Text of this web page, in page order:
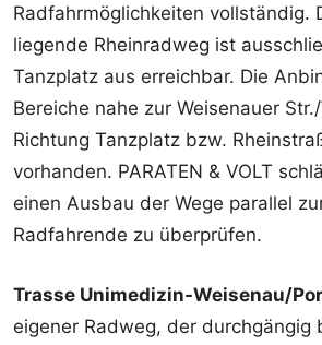
Radfahrmöglichkeiten vollständig.
liegende Rheinradweg ist
Tanzplatz aus erreichbar. Die
Bereiche nahe zur Weisenauer
Richtung Tanzplatz bzw.
vorhanden. PARATEN & VOLT
einen Ausbau der Wege parallel
Radfahrende zu überprüfen.
Trasse Unimedizin-Weisenau/
eigener Radweg, der durchgängig